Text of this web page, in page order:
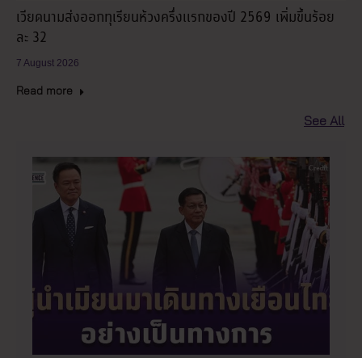
เวียดนามส่งออกทุเรียนห้วงครึ่งแรกของปี 2569 เพิ่มขึ้นร้อย
ละ 32
7 August 2026
Read more
See All